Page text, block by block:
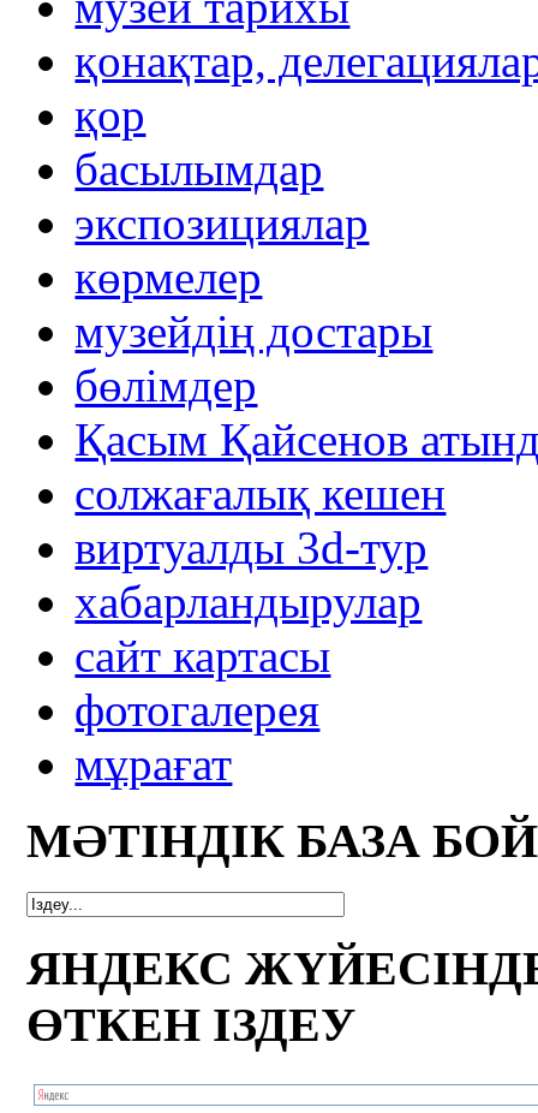
қонақтар,
қор
басылымдар
экспозициялар
көрмелер
музейдің достары
бөлімдер
Қасым Қайсенов
солжағалық кешен
виртуалды 3d-тур
xабарландырулар
сайт картасы
фотогалерея
мұрағат
МӘТІНДІК БАЗА
ЯНДЕКС
ӨТКЕН ІЗДЕУ